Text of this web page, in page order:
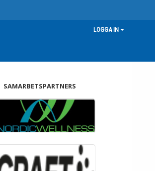
LOGGA IN
SAMARBETSPARTNERS